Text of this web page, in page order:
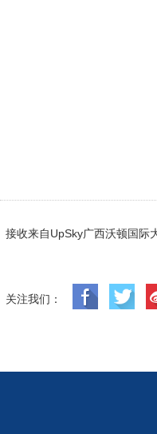
接收来自UpSky广西沃顿国际
关注我们：